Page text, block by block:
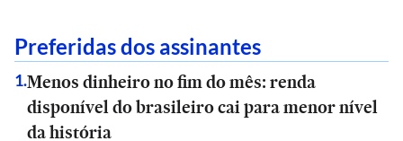
Preferidas dos assinantes
1.Menos dinheiro no fim do mês: renda
disponível do brasileiro cai para menor nível
da história